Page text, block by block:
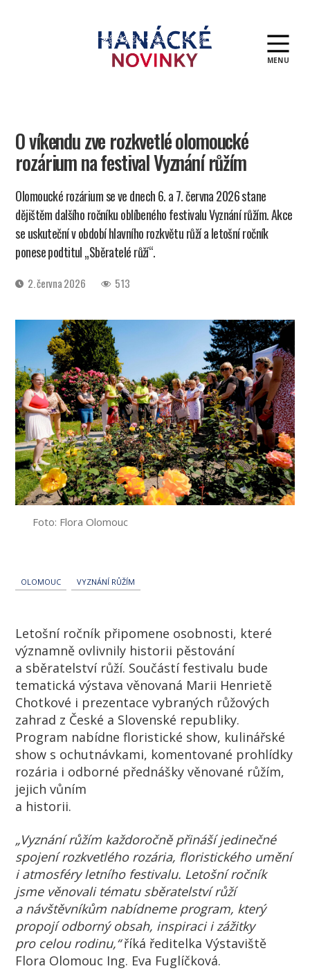
MENU
O víkendu zve rozkvetlé olomoucké
rozárium na festival Vyznání růžím
Olomoucké rozárium se ve dnech 6. a 7. června 2026 stane
dějištěm dalšího ročníku oblíbeného festivalu Vyznání růžím. Akce
se uskuteční v období hlavního rozkvětu růží a letošní ročník
ponese podtitul „Sběratelé růží“.
Datum2. června 2026 513
Foto: Flora Olomouc
OLOMOUC VYZNÁNÍ RŮŽÍM
Letošní ročník připomene osobnosti, které
významně ovlivnily historii pěstování
a sběratelství růží. Součástí festivalu bude
tematická výstava věnovaná Marii Henrietě
Chotkové i prezentace vybraných růžových
zahrad z České a Slovenské republiky.
Program nabídne floristické show, kulinářské
show s ochutnávkami, komentované prohlídky
rozária i odborné přednášky věnované růžím,
jejich vůním
a historii.
„Vyznání růžím každoročně přináší jedinečné
spojení rozkvetlého rozária, floristického umění
i atmosféry letního festivalu. Letošní ročník
jsme věnovali tématu sběratelství růží
a návštěvníkům nabídneme program, který
propojí odborný obsah, inspiraci i zážitky
pro celou rodinu,“říká ředitelka Výstaviště
Flora Olomouc Ing. Eva Fuglíčková.